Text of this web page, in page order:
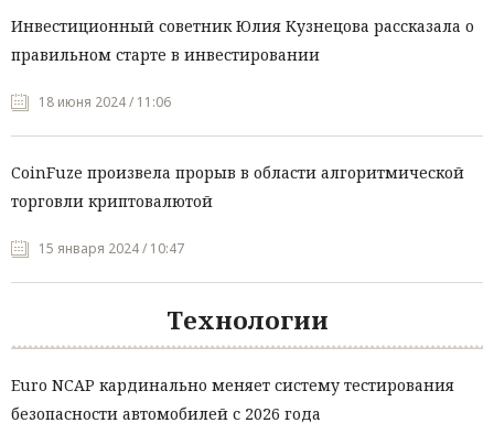
Инвестиционный советник Юлия Кузнецова рассказала о
правильном старте в инвестировании
18 июня 2024 / 11:06
CoinFuze произвела прорыв в области алгоритмической
торговли криптовалютой
15 января 2024 / 10:47
Технологии
Euro NCAP кардинально меняет систему тестирования
безопасности автомобилей с 2026 года